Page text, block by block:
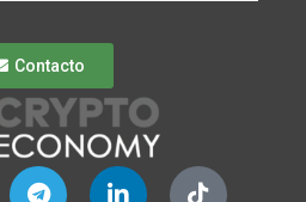
Contacto